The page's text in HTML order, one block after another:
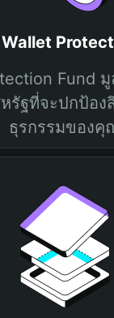
Fund
รัฐที่จะปกป้อง
ธุรกรรมของคุ